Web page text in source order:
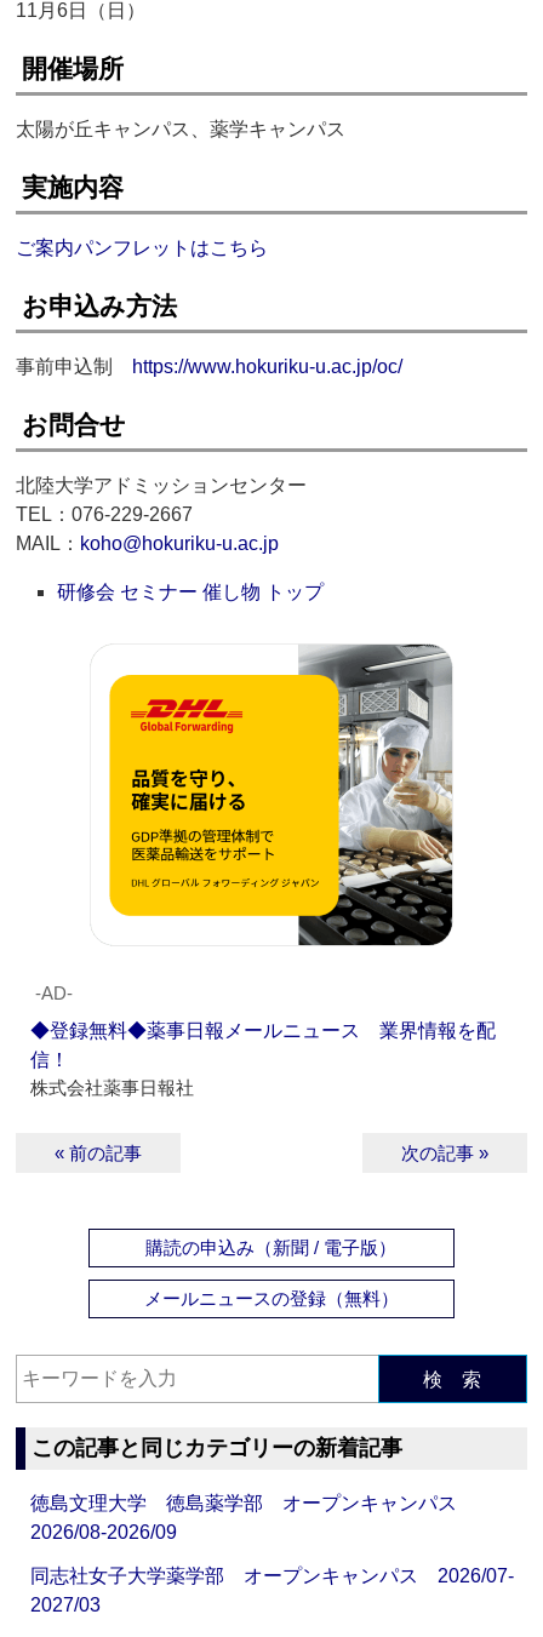
11月6日（日）
開催場所
太陽が丘キャンパス、薬学キャンパス
実施内容
ご案内パンフレットはこちら
お申込み方法
事前申込制 https://www.hokuriku-u.ac.jp/oc/
お問合せ
北陸大学アドミッションセンター
TEL：076-229-2667
MAIL： koho@hokuriku-u.ac.jp
研修会 セミナー 催し物 トップ
‐AD‐
◆登録無料◆薬事日報メールニュース 業界情報を配
信！
株式会社薬事日報社
« 前の記事 次の記事 »
購読の申込み（新聞 / 電子版）
メールニュースの登録（無料）
検 索
この記事と同じカテゴリーの新着記事
徳島文理大学 徳島薬学部 オープンキャンパス
2026/08-2026/09
同志社女子大学薬学部 オープンキャンパス 2026/07-
2027/03